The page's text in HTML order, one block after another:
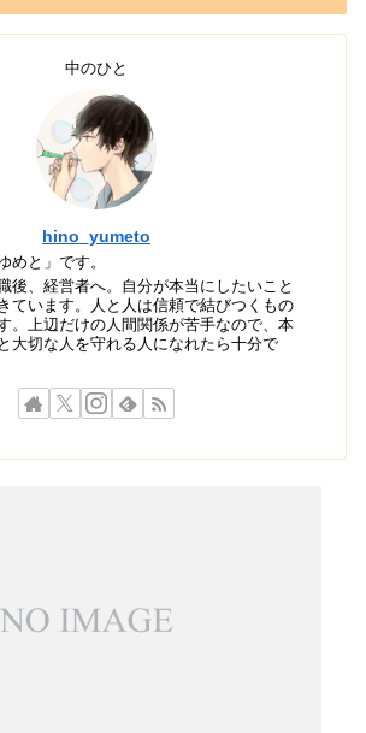
中のひと
hino_yumeto
めと」です。
後、経営者へ。自分が本当にしたいこと
ています。人と人は信頼で結びつくもの
。上辺だけの人間関係が苦手なので、本
大切な人を守れる人になれたら十分で